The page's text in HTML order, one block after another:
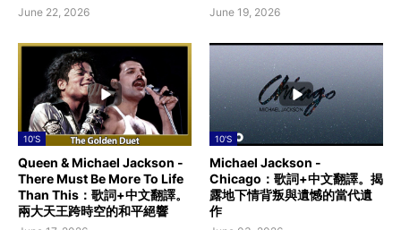
June 22, 2026 June 19, 2026
10'S
Queen & Michael Jackson -
There Must Be More To Life
Than This：歌詞+中文翻譯。
兩大天王跨時空的和平絕響
10'S
Michael Jackson -
Chicago：歌詞+中文翻譯。揭
露地下情背叛與遺憾的當代遺
作